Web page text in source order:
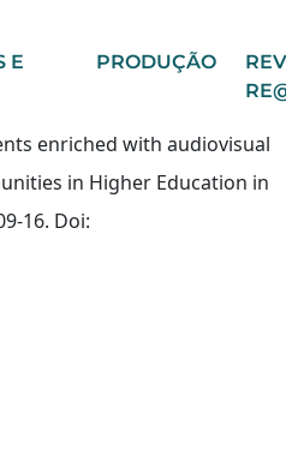
E
PRODUÇÃO
enriched with audiovisual
in Higher Education in
16. Doi: